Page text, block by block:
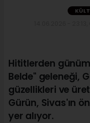
Hititlerden
Belde" geleneği,
güzellikleri ve
Gürün, Sivas'ın
yer alıyor.